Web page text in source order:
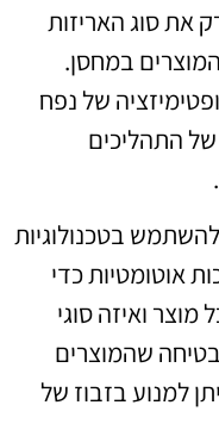
את סוג האריזות
במחסן.
של נפח
של התהליכים
בטכנולוגיות
אוטומטיות כדי
ואיזה סוגי
שהמוצרים
למנוע בזבוז של